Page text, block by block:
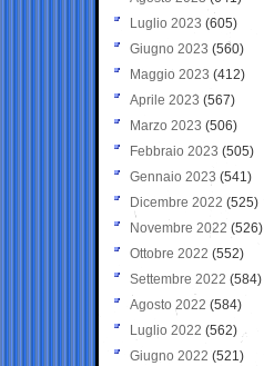
Luglio 2023 (605)
Giugno 2023 (560)
Maggio 2023 (412)
Aprile 2023 (567)
Marzo 2023 (506)
Febbraio 2023 (505)
Gennaio 2023 (541)
Dicembre 2022 (525)
Novembre 2022 (526)
Ottobre 2022 (552)
Settembre 2022 (584)
Agosto 2022 (584)
Luglio 2022 (562)
Giugno 2022 (521)